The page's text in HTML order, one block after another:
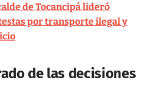
de Tocancipá lideró
por transporte ilegal y
de las decisiones